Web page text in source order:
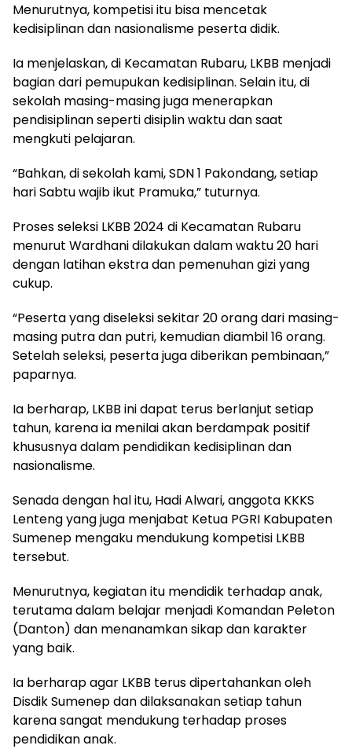
Menurutnya, kompetisi itu bisa mencetak
kedisiplinan dan nasionalisme peserta didik.
Ia menjelaskan, di Kecamatan Rubaru, LKBB menjadi
bagian dari pemupukan kedisiplinan. Selain itu, di
sekolah masing-masing juga menerapkan
pendisiplinan seperti disiplin waktu dan saat
mengkuti pelajaran.
“Bahkan, di sekolah kami, SDN 1 Pakondang, setiap
hari Sabtu wajib ikut Pramuka,” tuturnya.
Proses seleksi LKBB 2024 di Kecamatan Rubaru
menurut Wardhani dilakukan dalam waktu 20 hari
dengan latihan ekstra dan pemenuhan gizi yang
cukup.
“Peserta yang diseleksi sekitar 20 orang dari masing-
masing putra dan putri, kemudian diambil 16 orang.
Setelah seleksi, peserta juga diberikan pembinaan,”
paparnya.
Ia berharap, LKBB ini dapat terus berlanjut setiap
tahun, karena ia menilai akan berdampak positif
khususnya dalam pendidikan kedisiplinan dan
nasionalisme.
Senada dengan hal itu, Hadi Alwari, anggota KKKS
Lenteng yang juga menjabat Ketua PGRI Kabupaten
Sumenep mengaku mendukung kompetisi LKBB
tersebut.
Menurutnya, kegiatan itu mendidik terhadap anak,
terutama dalam belajar menjadi Komandan Peleton
(Danton) dan menanamkan sikap dan karakter
yang baik.
Ia berharap agar LKBB terus dipertahankan oleh
Disdik Sumenep dan dilaksanakan setiap tahun
karena sangat mendukung terhadap proses
pendidikan anak.